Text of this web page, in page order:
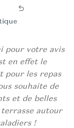
pour votre avis
en effet le
pour les repas
souhaite de
et de belles
terrasse autour
!